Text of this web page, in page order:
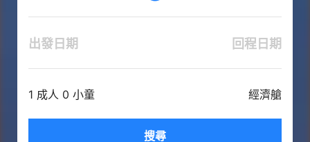
出發日期 回程日期
1 成人 0 小童 經濟艙
搜尋